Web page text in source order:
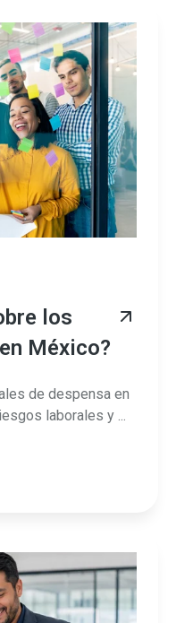
los
México?
de despensa en
laborales y ...